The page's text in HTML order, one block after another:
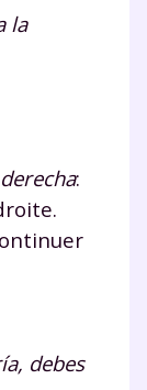
la
:
debes